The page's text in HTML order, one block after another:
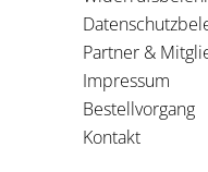
Partner &
Impressum
Bestellvorgang
Kontakt